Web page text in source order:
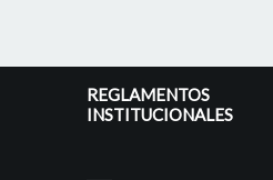
REGLAMENTOS
INSTITUCIONALES